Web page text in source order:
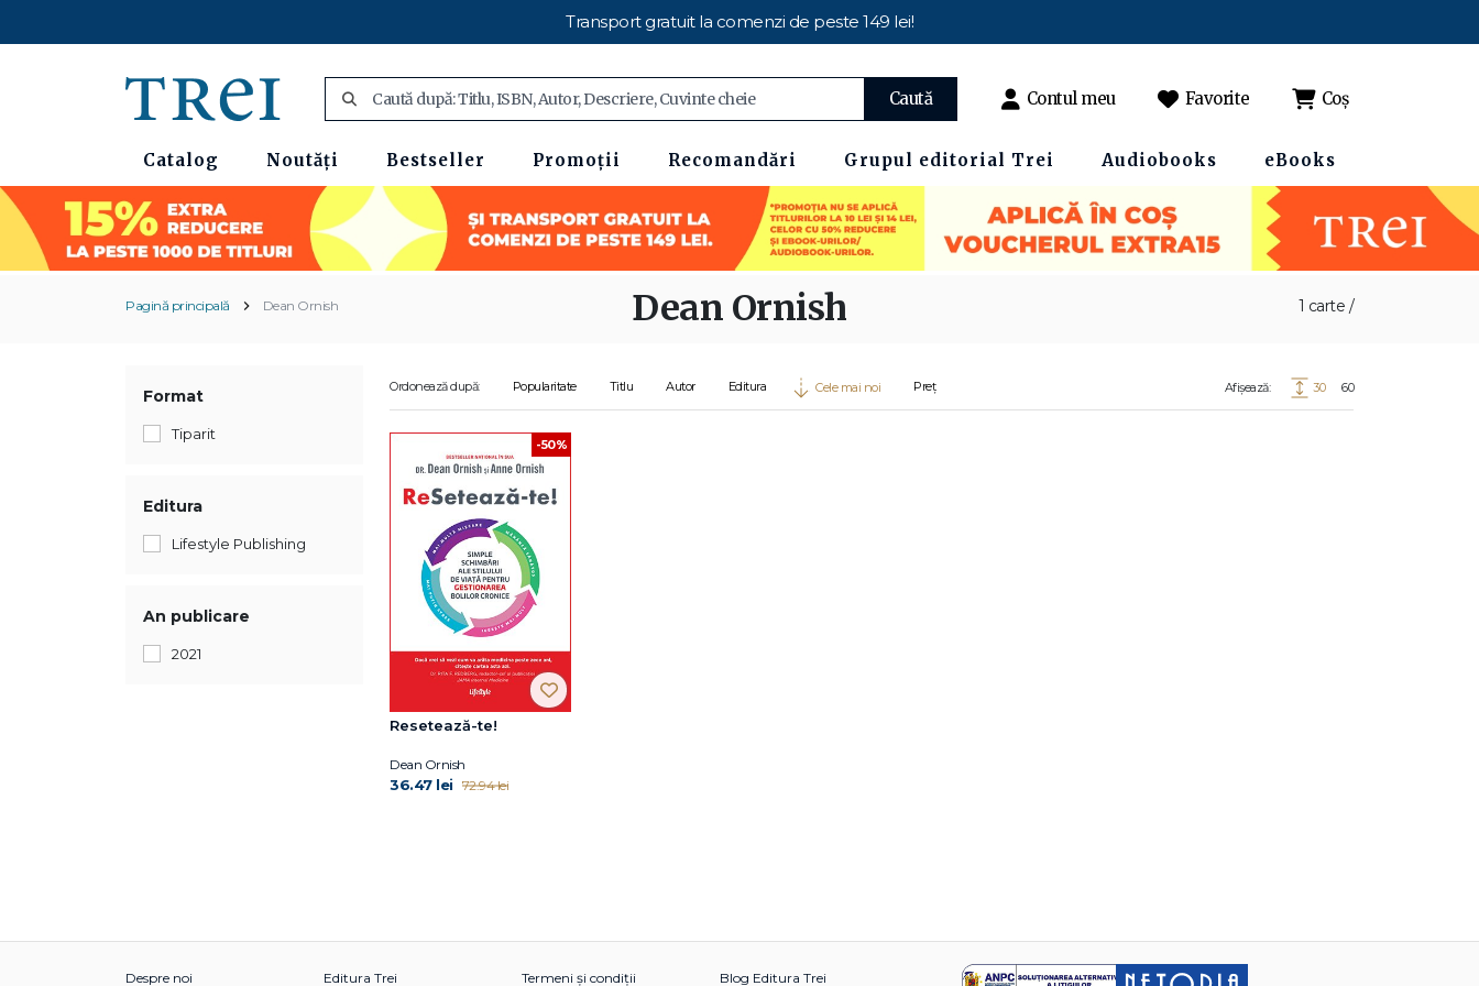
Transport gratuit la comenzi de peste 149 lei!
Caută Contul meu Favorite Coș
Catalog Noutăți Bestseller Promoții Recomandări Grupul editorial Trei Audiobooks eBooks
Pagină principală Dean Ornish 1 carte /
Dean Ornish
Format
Tiparit
Editura
Lifestyle Publishing
An publicare
2021
Ordonează după: Popularitate Titlu Autor Editura Cele mai noi Preț Afișează: 30 60
-50%
Resetează-te!
Dean Ornish
36.47 lei 72.94 lei
Despre noi Editura Trei Termeni și condiții Blog Editura Trei